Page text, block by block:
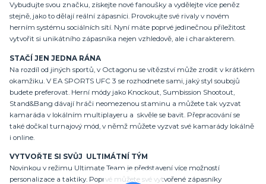
Vybudujte svou značku, získejte nové fanoušky a vydělejte více peněz
stejně, jako to dělají reální zápasníci. Provokujte své rivaly v novém
herním systému sociálních sítí. Nyní máte poprvé jedinečnou příležitost
vytvořit si unikátního zápasníka nejen vzhledově, ale i charakterem.
STAČÍ JEN JEDNA RÁNA
Na rozdíl od jiných sportů, v Octagonu se vítězství může zrodit v krátkém
okamžiku. V EA SPORTS UFC 3 se rozhodnete sami, jaký styl soubojů
budete preferovat. Herní módy jako Knockout, Sumbission Shootout,
Stand&Bang dávají hráči neomezenou staminu a můžete tak vyzvat
kamaráda v lokálním multiplayeru a skvěle se bavit. Přepracování se
také dočkal turnajový mód, v němž můžete vyzvat své kamarády lokálně
i online.
VYTVOŘTE SI SVŮJ ULTIMÁTNÍ TÝM
Novinkou v režimu Ultimate Team je představení více možností
personalizace a taktiky. Poprvé můžete své vytvořené zápasníky